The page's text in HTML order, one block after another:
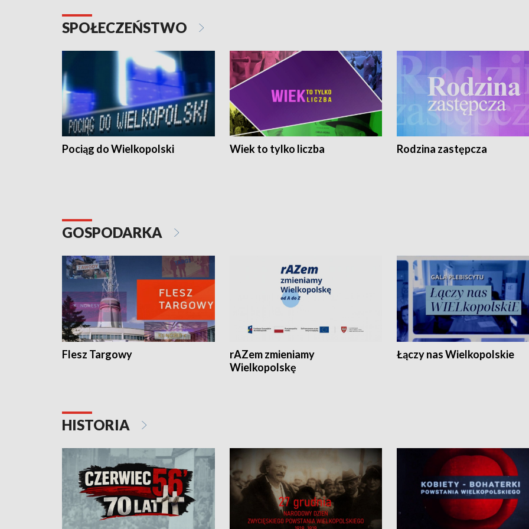
SPOŁECZEŃSTWO
Pociąg do Wielkopolski Wiek to tylko liczba Rodzina zastępcza
GOSPODARKA
Flesz Targowy
rAZem zmieniamy
Wielkopolskę
Łączy nas Wielkopolskie
HISTORIA